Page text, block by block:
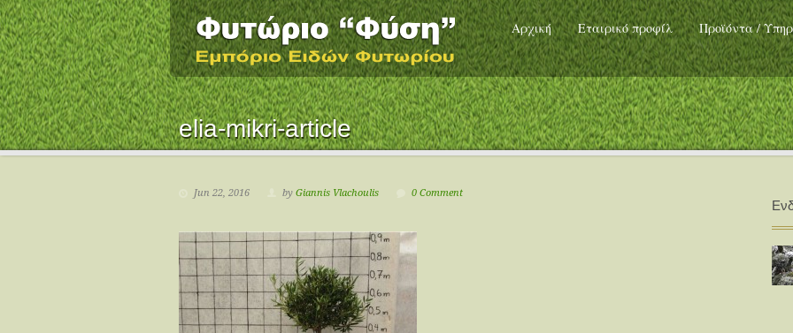
Αρχική Εταιρικό προφίλ Προϊόντα /
elia-mikri-article
Jun 22, 2016 by Giannis Vlachoulis 0 Comment